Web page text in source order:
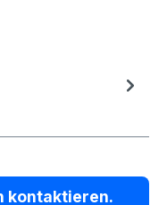
kontaktieren.